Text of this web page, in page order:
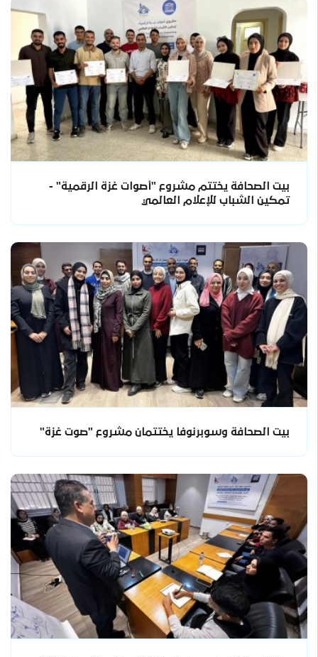
بيت الصحافة يختتم مشروع "أصوات غزة الرقمية" -
تمكين الشباب للإعلام العالمي
بيت الصحافة وسوبرنوفا يختتمان مشروع "صوت غزة"